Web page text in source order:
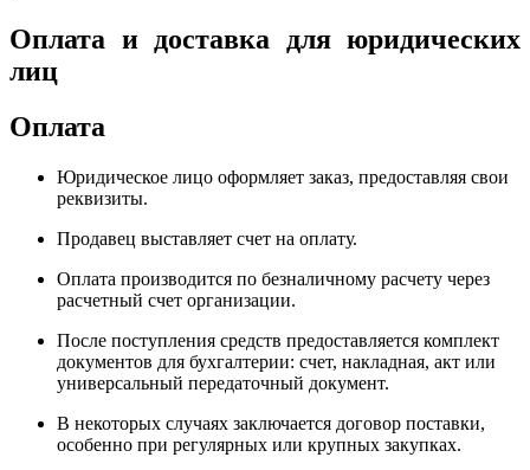
Оплата и доставка для юридических
лиц
Оплата
Юридическое лицо оформляет заказ, предоставляя свои
реквизиты.
Продавец выставляет счет на оплату.
Оплата производится по безналичному расчету через
расчетный счет организации.
После поступления средств предоставляется комплект
документов для бухгалтерии: счет, накладная, акт или
универсальный передаточный документ.
В некоторых случаях заключается договор поставки,
особенно при регулярных или крупных закупках.